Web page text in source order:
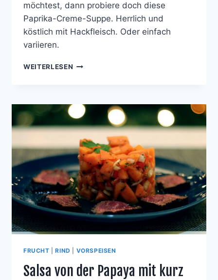
möchtest, dann probiere doch diese
Paprika-Creme-Suppe. Herrlich und
köstlich mit Hackfleisch. Oder einfach
variieren.
WEITERLESEN PAPRIKA-
HACKFLEISCH
FRUCHT |RIND VORSPEISEN
Salsa von der Papaya mit kurz